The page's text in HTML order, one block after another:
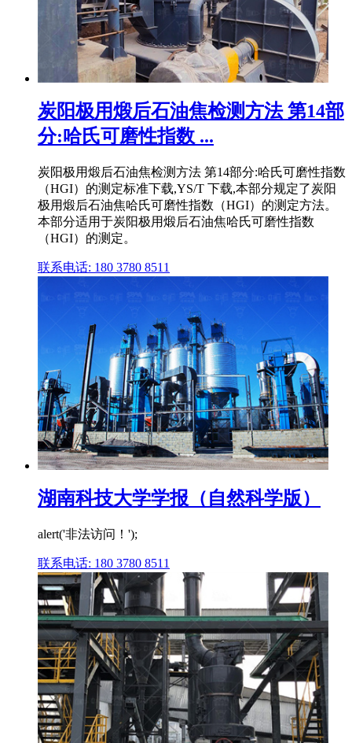
炭阳极用煅后石油焦检测方法 第14部
分:哈氏可磨性指数 ...
炭阳极用煅后石油焦检测方法 第14部分:哈氏可磨性指数
（HGI）的测定标准下载,YS/T 下载,本部分规定了炭阳
极用煅后石油焦哈氏可磨性指数（HGI）的测定方法。
本部分适用于炭阳极用煅后石油焦哈氏可磨性指数
（HGI）的测定。
联系电话: 180 3780 8511
湖南科技大学学报（自然科学版）
alert('非法访问！');
联系电话: 180 3780 8511